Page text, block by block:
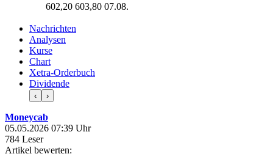
602,20 603,80 07.08.
Nachrichten
Analysen
Kurse
Chart
Xetra-Orderbuch
Dividende
‹ ›
Moneycab
05.05.2026 07:39 Uhr
784 Leser
Artikel bewerten: